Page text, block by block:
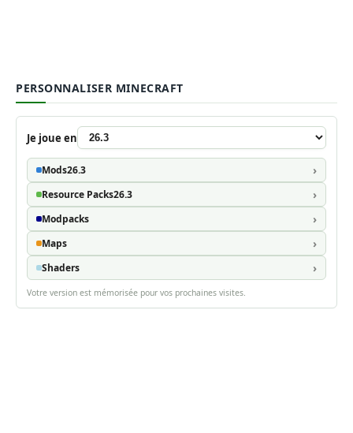
PERSONNALISER MINECRAFT
Je joue en
Mods26.3
Resource Packs26.3
Modpacks
Maps
Shaders
Votre version est mémorisée pour vos prochaines visites.